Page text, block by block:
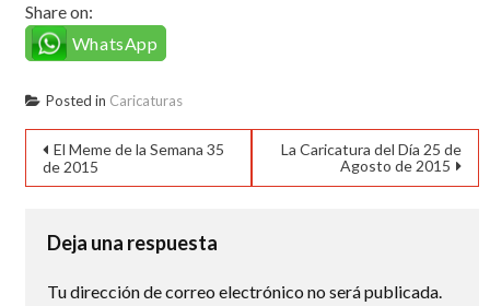
Share on:
WhatsApp
Posted in Caricaturas
Navegación
de
entradas
El Meme de la Semana 35
de 2015
La Caricatura del Día 25 de
Agosto de 2015
Deja una respuesta
Tu dirección de correo electrónico no será publicada.